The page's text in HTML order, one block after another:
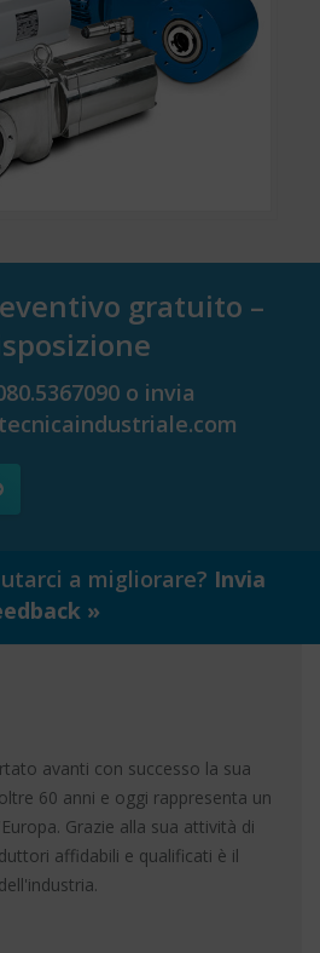
gratuito –
o invia
a migliorare? Invia
»
avanti con successo la sua
60 anni e oggi rappresenta un
Grazie alla sua attività di
affidabili e qualificati è il